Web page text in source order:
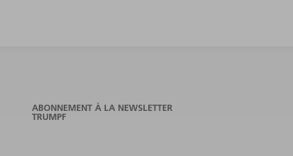
ABONNEMENT À LA NEWSLETTER
TRUMPF